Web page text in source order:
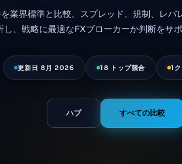
業界標準と比較。スプレッド、規制、レバ
し、戦略に最適なFXブローカーか判断をサポ
更新日 8月 2026 18 トップ競合 1
ハブ すべての比較